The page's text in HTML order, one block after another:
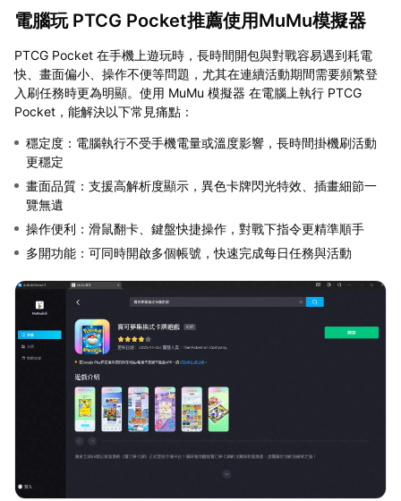
電腦玩 PTCG Pocket推薦使用MuMu模擬器
PTCG Pocket 在手機上遊玩時，長時間開包與對戰容易遇到耗電
快、畫面偏小、操作不便等問題，尤其在連續活動期間需要頻繁登
入刷任務時更為明顯。使用 MuMu 模擬器 在電腦上執行 PTCG
Pocket，能解決以下常見痛點：
穩定度：電腦執行不受手機電量或溫度影響，長時間掛機刷活動
更穩定
畫面品質：支援高解析度顯示，異色卡牌閃光特效、插畫細節一
覽無遺
操作便利：滑鼠翻卡、鍵盤快捷操作，對戰下指令更精準順手
多開功能：可同時開啟多個帳號，快速完成每日任務與活動